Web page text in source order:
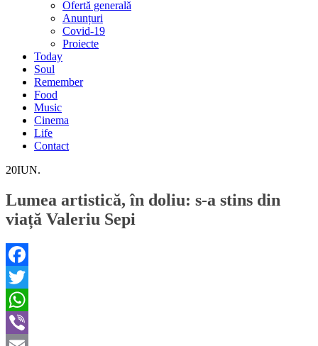
Ofertă generală
Anunțuri
Covid-19
Proiecte
Today
Soul
Remember
Food
Music
Cinema
Life
Contact
20IUN.
Lumea artistică, în doliu: s-a stins din
viață Valeriu Sepi
Facebook
Twitter
WhatsApp